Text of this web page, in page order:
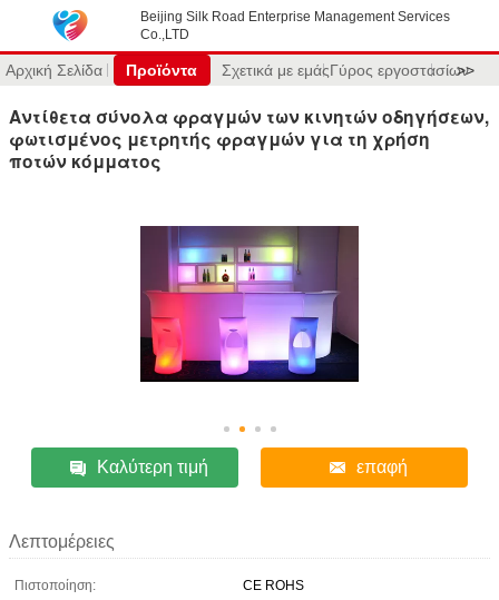
Beijing Silk Road Enterprise Management Services
Co.,LTD
Αρχική Σελίδα Προϊόντα Σχετικά με εμάςΓύρος εργοστασίων
>>
Αντίθετα σύνολα φραγμών των κινητών οδηγήσεων,
φωτισμένος μετρητής φραγμών για τη χρήση
ποτών κόμματος
Καλύτερη τιμή επαφή
Λεπτομέρειες
Πιστοποίηση:
CE ROHS